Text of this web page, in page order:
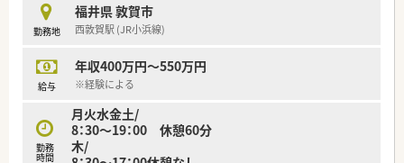
勤務地
福井県 敦賀市
西敦賀駅 (JR小浜線)
給与
年収400万円～550万円
※経験による
勤務
時間
月火水金土/
8：30～19：00 休憩60分
木/